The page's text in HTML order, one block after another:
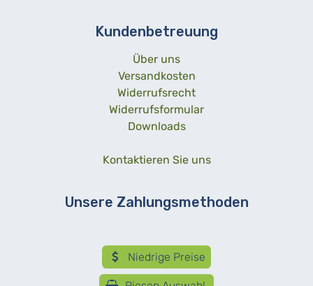
Kundenbetreuung
Über uns
Versandkosten
Widerrufsrecht
Widerrufsformular
Downloads
Kontaktieren Sie uns
Unsere Zahlungsmethoden
Niedrige Preise